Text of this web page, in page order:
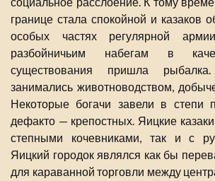
границе стала спокойной и казаков
особых частях регулярной
разбойничьим набегам в
существования пришла
занимались животноводством,
Некоторые богачи завели в степи
дефакто — крепостных. Яицкие
степными кочевниками, так и с
Яицкий городок являлся как бы
для караванной торговли между